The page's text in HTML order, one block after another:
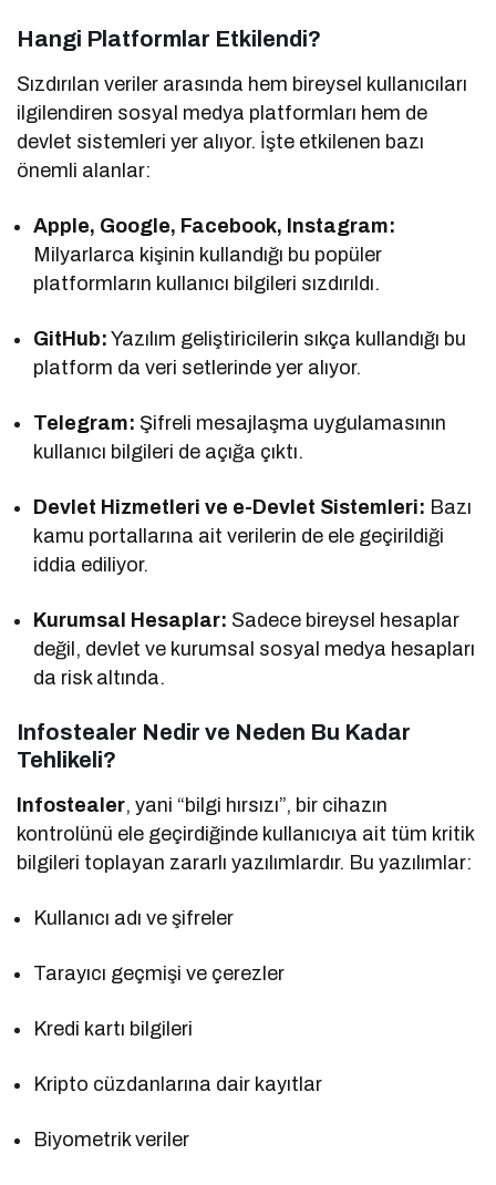
Hangi Platformlar Etkilendi?
Sızdırılan veriler arasında hem bireysel kullanıcıları
ilgilendiren sosyal medya platformları hem de
devlet sistemleri yer alıyor. İşte etkilenen bazı
önemli alanlar:
Apple, Google, Facebook, Instagram:
Milyarlarca kişinin kullandığı bu popüler
platformların kullanıcı bilgileri sızdırıldı.
GitHub: Yazılım geliştiricilerin sıkça kullandığı bu
platform da veri setlerinde yer alıyor.
Telegram: Şifreli mesajlaşma uygulamasının
kullanıcı bilgileri de açığa çıktı.
Devlet Hizmetleri ve e-Devlet Sistemleri: Bazı
kamu portallarına ait verilerin de ele geçirildiği
iddia ediliyor.
Kurumsal Hesaplar: Sadece bireysel hesaplar
değil, devlet ve kurumsal sosyal medya hesapları
da risk altında.
Infostealer Nedir ve Neden Bu Kadar
Tehlikeli?
Infostealer, yani “bilgi hırsızı”, bir cihazın
kontrolünü ele geçirdiğinde kullanıcıya ait tüm kritik
bilgileri toplayan zararlı yazılımlardır. Bu yazılımlar:
Kullanıcı adı ve şifreler
Tarayıcı geçmişi ve çerezler
Kredi kartı bilgileri
Kripto cüzdanlarına dair kayıtlar
Biyometrik veriler